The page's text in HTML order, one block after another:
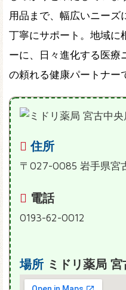
用品まで、幅広いニーズ
丁寧にサポート。地域に
ーに、日々進化する医療
の頼れる健康パートナー
住所
〒027-0085 岩手県宮
電話
0193-62-0012
場所 ミドリ薬局